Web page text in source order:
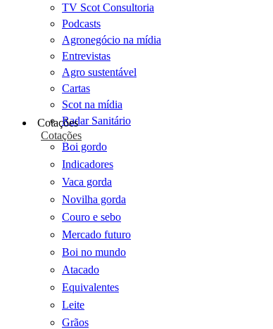
TV Scot Consultoria
Podcasts
Agronegócio na mídia
Entrevistas
Agro sustentável
Cartas
Scot na mídia
Radar Sanitário
Cotações
Cotações
Boi gordo
Indicadores
Vaca gorda
Novilha gorda
Couro e sebo
Mercado futuro
Boi no mundo
Atacado
Equivalentes
Leite
Grãos